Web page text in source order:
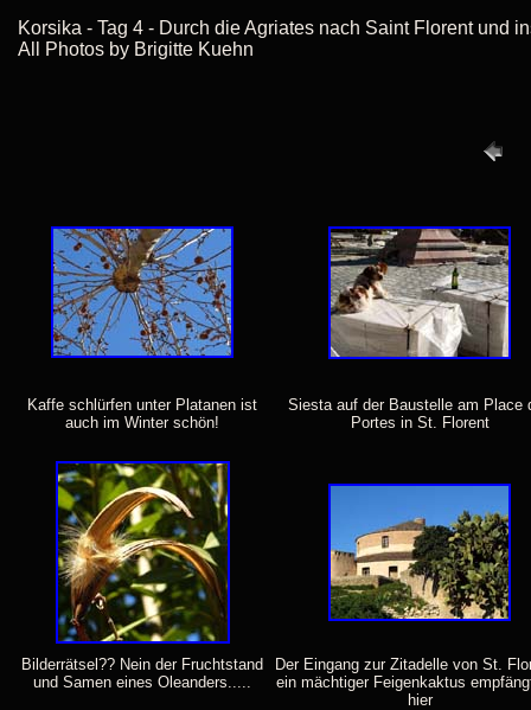
Korsika - Tag 4 - Durch die Agriates nach Saint Florent und
All Photos by Brigitte Kuehn
Kaffe schlürfen unter Platanen ist
auch im Winter schön!
Siesta auf der Baustelle am Place
Portes in St. Florent
Bilderrätsel?? Nein der Fruchtstand
und Samen eines Oleanders.....
Der Eingang zur Zitadelle von St.
ein mächtiger Feigenkaktus
hier